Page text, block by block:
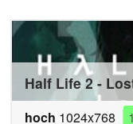
Half Life 2 -
hoch 1024x768